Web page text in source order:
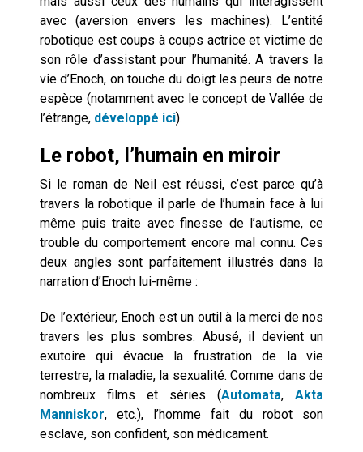
avec (aversion envers les machines). L’entité
robotique est coups à coups actrice et victime de
son rôle d’assistant pour l’humanité. A travers la
vie d’Enoch, on touche du doigt les peurs de notre
espèce (notamment avec le concept de Vallée de
l’étrange, développé ici).
Le robot, l’humain en miroir
Si le roman de Neil est réussi, c’est parce qu’à
travers la robotique il parle de l’humain face à lui
même puis traite avec finesse de l’autisme, ce
trouble du comportement encore mal connu. Ces
deux angles sont parfaitement illustrés dans la
narration d’Enoch lui-même :
De l’extérieur, Enoch est un outil à la merci de nos
travers les plus sombres. Abusé, il devient un
exutoire qui évacue la frustration de la vie
terrestre, la maladie, la sexualité. Comme dans de
nombreux films et séries (Automata, Akta
Manniskor, etc.), l’homme fait du robot son
esclave, son confident, son médicament.